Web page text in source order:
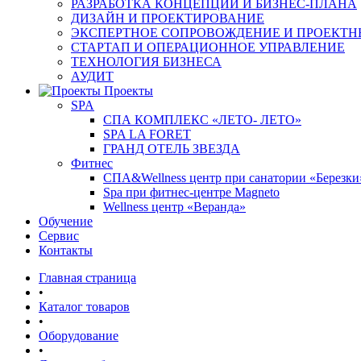
РАЗРАБОТКА КОНЦЕПЦИИ И БИЗНЕС-ПЛАНА
ДИЗАЙН И ПРОЕКТИРОВАНИЕ
ЭКСПЕРТНОЕ СОПРОВОЖДЕНИЕ И
СТАРТАП И ОПЕРАЦИОННОЕ УПРАВЛЕНИЕ
ТЕХНОЛОГИЯ БИЗНЕСА
АУДИТ
Проекты
SPA
СПА КОМПЛЕКС «ЛЕТО- ЛЕТО»
SPA LA FORET
ГРАНД ОТЕЛЬ ЗВЕЗДА
Фитнес
СПА&Wellness центр при санатории
Spa при фитнес-центре Magneto
Wellness центр «Веранда»
Обучение
Сервис
Контакты
Главная страница
•
Каталог товаров
•
Оборудование
•